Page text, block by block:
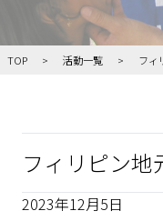
TOP 活動一覧 フィ
フィリピン地
2023年12月5日